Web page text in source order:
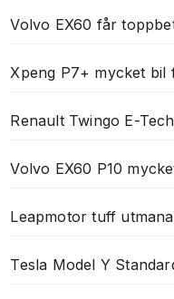
Volvo EX60 får
Xpeng P7+ mycket bil
Renault Twingo E-
Volvo EX60 P10
Leapmotor tuff
Tesla Model Y